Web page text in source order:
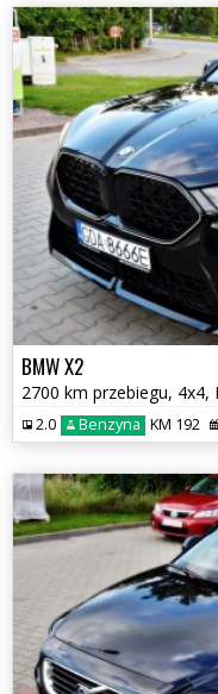
BMW X2
2.0 Benzyna KM 192